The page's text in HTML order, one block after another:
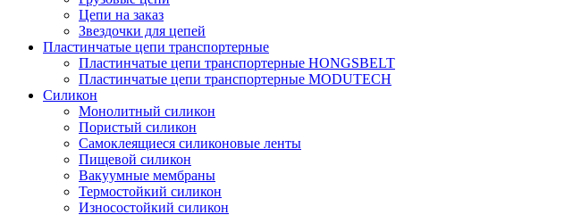
Цепи на заказ
Звездочки для цепей
Пластинчатые цепи транспортерные
Пластинчатые цепи транспортерные HONGSBELT
Пластинчатые цепи транспортерные MODUTECH
Силикон
Монолитный силикон
Пористый силикон
Самоклеящиеся силиконовые ленты
Пищевой силикон
Вакуумные мембраны
Термостойкий силикон
Износостойкий силикон